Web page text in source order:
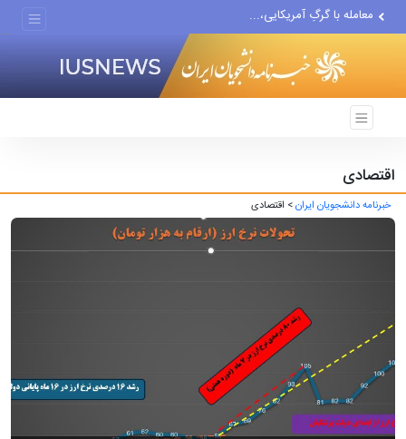
دستیار قلعه‌نویی مربی تیم...
اقتصاددان معروف آمریکایی:...
انتشار اخبار جعلی توسط...
اقتصادی
خبرنامه دانشجویان ایران> اقتصادی